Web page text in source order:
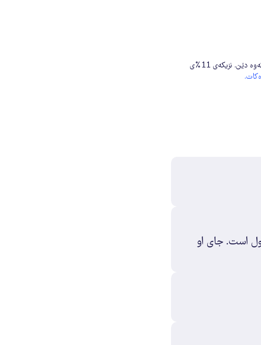
ئەم داواکارییە تا ئێستا واژۆی 598 ی وەرگرتووە. نزیکەی 89%ی واژۆکان لە ئێرانەوە دێن. نزیکەی 11%ی
است. جای او